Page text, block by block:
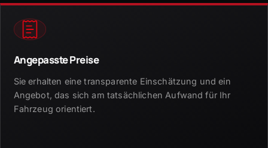
Angepasste Preise
Sie erhalten eine transparente Einschätzung und ein
Angebot, das sich am tatsächlichen Aufwand für Ihr
Fahrzeug orientiert.